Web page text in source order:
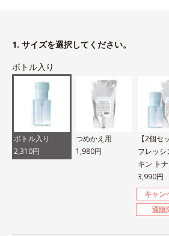
1. サイズを選択してください。
ボトル入り
ボトル入り
2,310円
つめかえ用
1,980円
【2個セ
フレッシ
キン ト
3,990円
キャン
通販